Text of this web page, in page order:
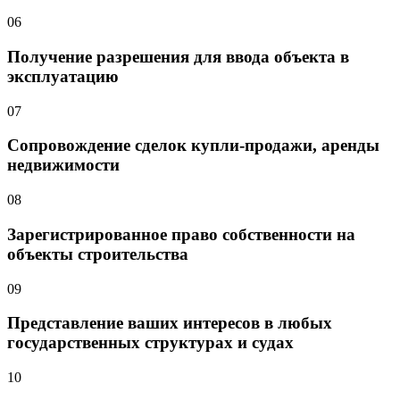
06
Получение разрешения для ввода объекта в
эксплуатацию
07
Сопровождение сделок купли-продажи, аренды
недвижимости
08
Зарегистрированное право собственности на
объекты строительства
09
Представление ваших интересов в любых
государственных структурах и судах
10